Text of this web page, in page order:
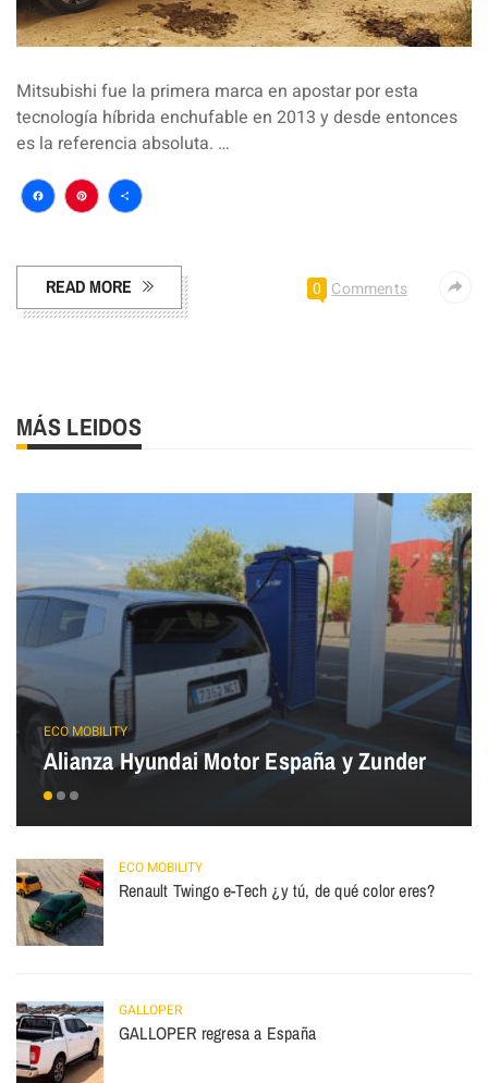
Mitsubishi fue la primera marca en apostar por esta
tecnología híbrida enchufable en 2013 y desde entonces
es la referencia absoluta. …
Facebook
Pinterest
Compartir
READ MORE 0 Comments
MÁS LEIDOS
ECO MOBILITY
Alianza Hyundai Motor España y Zunder
ECO MOBILITY
Renault Twingo e-Tech ¿y tú, de qué color eres?
GALLOPER
GALLOPER regresa a España